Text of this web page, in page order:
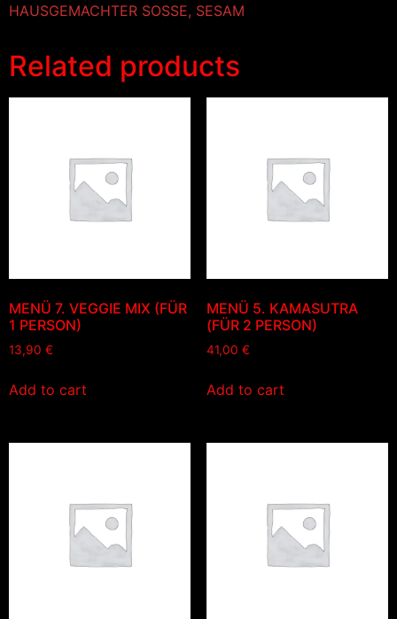
HAUSGEMACHTER SOSSE, SESAM
Related products
MENÜ 7. VEGGIE MIX (FÜR
1 PERSON)
13,90 €
Add to cart
MENÜ 5. KAMASUTRA
(FÜR 2 PERSON)
41,00 €
Add to cart